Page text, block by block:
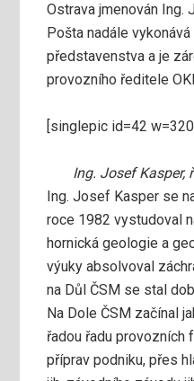
Ostrava jmenován Ing.
Pošta nadále
představenstva a je
provozního ředitele
[singlepic id=42
Ing. Josef Kasper,
Ing. Josef Kasper se
roce 1982 vystudoval
hornická geologie a
výuky absolvoval
na Důl ČSM se stal
Na Dole ČSM začínal
řadou řadu provozních
příprav podniku, přes